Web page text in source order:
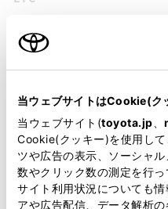
当ウェブサイトはCookie(ク
当ウェブサイト(toyota.jp
Cookie(クッキー)を使用し
ツや広告の表示、ソーシャ
数やクリック数の測定を行
サイト利用状況についても
アや広告配信、データ解析
安全装置・運転サポート
サポカー